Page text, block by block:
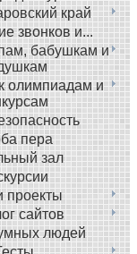
край
звонков и...
бабушкам и
олимпиадам и
пера
зал
сайтов
людей